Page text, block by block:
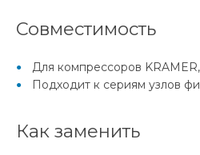
Совместимость
Для компрессоров
Подходит к сериям узлов
Как заменить